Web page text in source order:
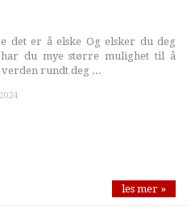
det er å elske Og elsker du deg
har du mye større mulighet til å
verden rundt deg ...
les mer »